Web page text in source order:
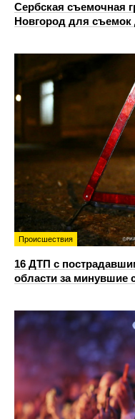
Сербская съемочная
Новгород для съемок
Происшествия
16 ДТП с
области за минувшие